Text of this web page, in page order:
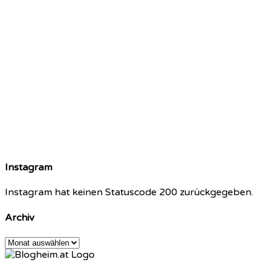
Instagram
Instagram hat keinen Statuscode 200 zurückgegeben.
Archiv
Archiv